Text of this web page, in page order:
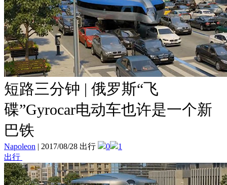
短路三分钟 | 俄罗斯“飞
碟”Gyrocar电动车也许是一个新
巴铁
Napoleon | 2017/08/28 出行 0
1
出行